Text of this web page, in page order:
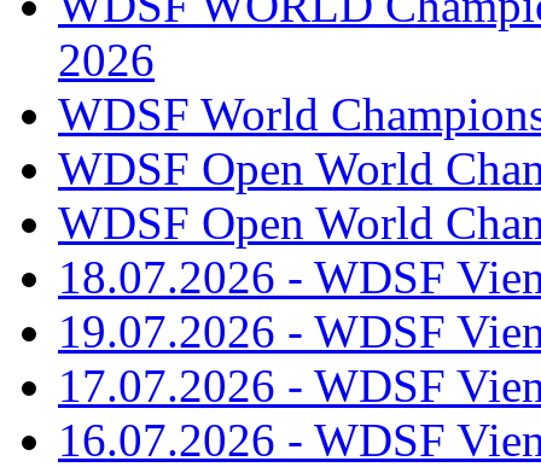
2026
WDSF World
WDSF Open World
WDSF Open World
18.07.2026 - WDSF
19.07.2026 - WDSF
17.07.2026 - WDSF
16.07.2026 - WDSF